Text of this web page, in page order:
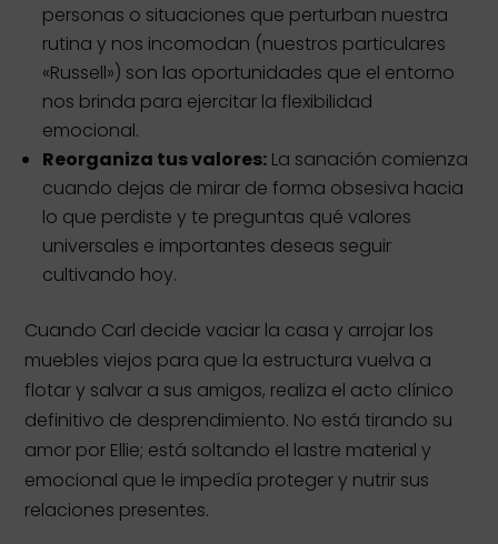
personas o situaciones que perturban nuestra
rutina y nos incomodan (nuestros particulares
«Russell») son las oportunidades que el entorno
nos brinda para ejercitar la flexibilidad
emocional.
Reorganiza tus valores: La sanación comienza
cuando dejas de mirar de forma obsesiva hacia
lo que perdiste y te preguntas qué valores
universales e importantes deseas seguir
cultivando hoy.
Cuando Carl decide vaciar la casa y arrojar los
muebles viejos para que la estructura vuelva a
flotar y salvar a sus amigos, realiza el acto clínico
definitivo de desprendimiento. No está tirando su
amor por Ellie; está soltando el lastre material y
emocional que le impedía proteger y nutrir sus
relaciones presentes.